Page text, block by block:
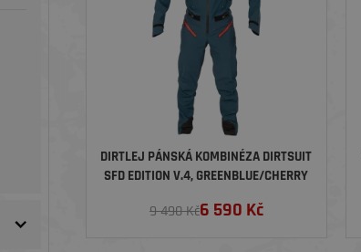
DIRTLEJ PÁNSKÁ KOMBINÉZA DIRTSUIT
SFD EDITION V.4, GREENBLUE/CHERRY
9 490 Kč6 590 Kč